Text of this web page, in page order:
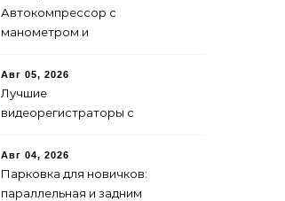
Автокомпрессор с
манометром и
выбрать
Авг 05, 2026
Лучшие
видеорегистраторы с
2026 года
Авг 04, 2026
Парковка для новичков:
параллельная и задним